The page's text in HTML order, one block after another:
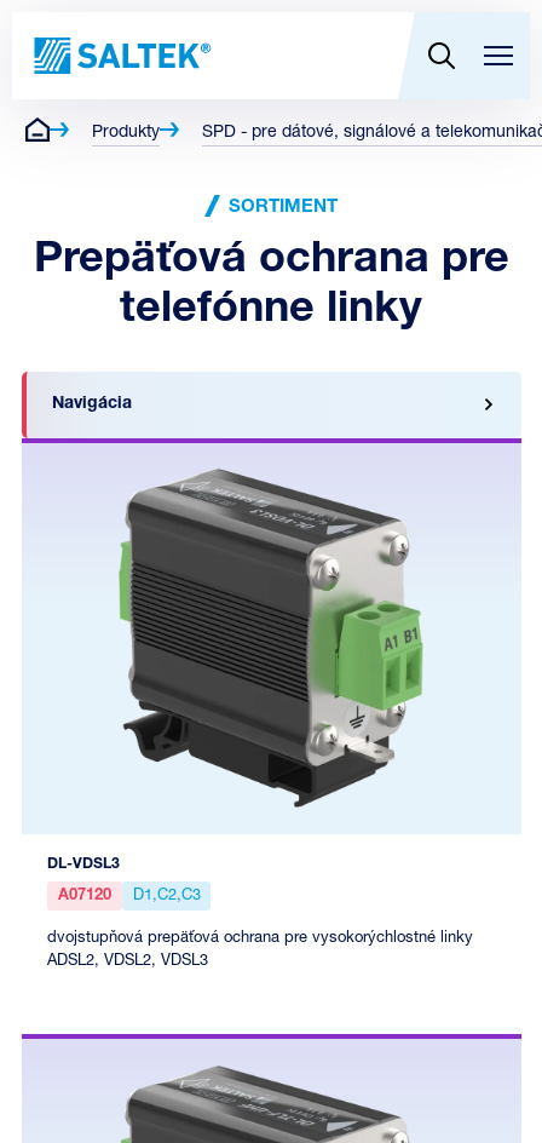
Produkty SPD - pre dátové, signálové a
SORTIMENT
Prepäťová ochrana pre
telefónne linky
Navigácia
DL-VDSL3
A07120 D1,C2,C3
dvojstupňová prepäťová ochrana pre vysokorýchlostné linky
ADSL2, VDSL2, VDSL3